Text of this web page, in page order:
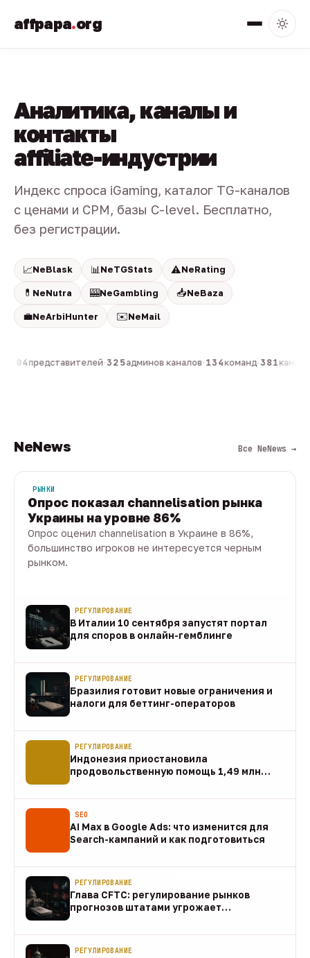
affpapa.org
Аналитика, каналы и
контакты
affiliate-индустрии
Индекс спроса iGaming, каталог TG-каналов
с ценами и CPM, базы C-level. Бесплатно,
без регистрации.
📈NeBlask 📊 NeTGStats ⚠️NeRating
💊 NeNutra 🎰NeGambling 📥NeBaza
💼NeArbiHunter ✉️NeMail
804представителей·325админов каналов·134команд·381
NeNews Все NeNews →
РЫНКИ
Опрос показал channelisation рынка
Украины на уровне 86%
Опрос оценил channelisation в Украине в 86%,
большинство игроков не интересуется черным
рынком.
РЕГУЛИРОВАНИЕ
В Италии 10 сентября запустят портал
для споров в онлайн-гемблинге
РЕГУЛИРОВАНИЕ
Бразилия готовит новые ограничения и
налоги для беттинг-операторов
РЕГУЛИРОВАНИЕ
Индонезия приостановила
продовольственную помощь 1,49 млн
SEO
AI Max в Google Ads: что изменится для
Search-кампаний и как подготовиться
РЕГУЛИРОВАНИЕ
Глава CFTC: регулирование рынков
прогнозов штатами угрожает
РЕГУЛИРОВАНИЕ